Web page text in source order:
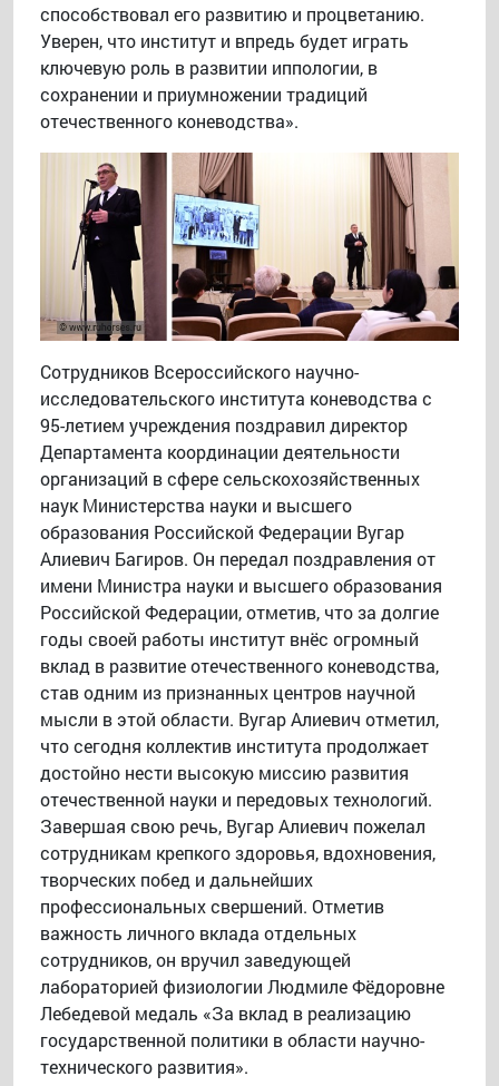
способствовал его развитию и процветанию.
Уверен, что институт и впредь будет играть
ключевую роль в развитии иппологии, в
сохранении и приумножении традиций
отечественного коневодства».
Сотрудников Всероссийского научно-
исследовательского института коневодства с
95-летием учреждения поздравил директор
Департамента координации деятельности
организаций в сфере сельскохозяйственных
наук Министерства науки и высшего
образования Российской Федерации Вугар
Алиевич Багиров. Он передал поздравления от
имени Министра науки и высшего образования
Российской Федерации, отметив, что за долгие
годы своей работы институт внёс огромный
вклад в развитие отечественного коневодства,
став одним из признанных центров научной
мысли в этой области. Вугар Алиевич отметил,
что сегодня коллектив института продолжает
достойно нести высокую миссию развития
отечественной науки и передовых технологий.
Завершая свою речь, Вугар Алиевич пожелал
сотрудникам крепкого здоровья, вдохновения,
творческих побед и дальнейших
профессиональных свершений. Отметив
важность личного вклада отдельных
сотрудников, он вручил заведующей
лабораторией физиологии Людмиле Фёдоровне
Лебедевой медаль «За вклад в реализацию
государственной политики в области научно-
технического развития».